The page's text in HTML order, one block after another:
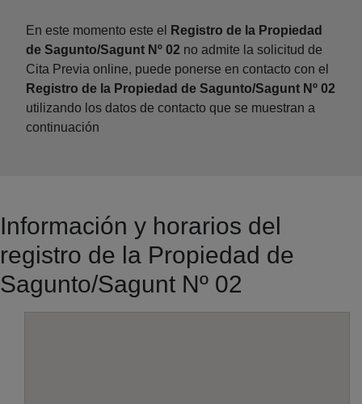
En este momento este el
Registro de la Propiedad
de Sagunto/Sagunt Nº 02 no admite la solicitud de
Cita Previa online, puede ponerse en contacto con el
Registro de la Propiedad de Sagunto/Sagunt Nº 02
utilizando los datos de contacto que se muestran a
continuación
Información y horarios del
registro de la Propiedad de
Sagunto/Sagunt Nº 02